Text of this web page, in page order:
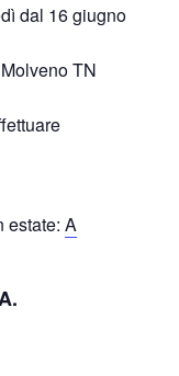
dal 16 giugno
TN
estate: A